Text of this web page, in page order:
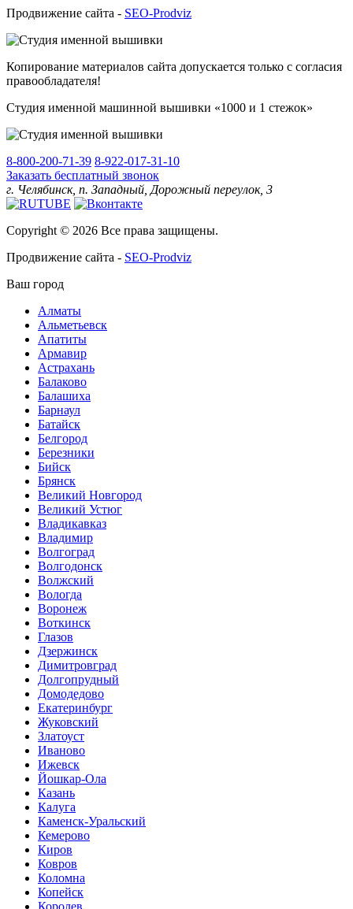
Продвижение сайта - SEO-Prodviz
Копирование материалов сайта допускается только с согласия
правообладателя!
Студия именной машинной вышивки «1000 и 1 стежок»
8-800-200-71-39 8-922-017-31-10
Заказать бесплатный звонок
г. Челябинск, п. Западный, Дорожный переулок, 3
Copyright © 2026 Все права защищены.
Продвижение сайта - SEO-Prodviz
Ваш город
Алматы
Альметьевск
Апатиты
Армавир
Астрахань
Балаково
Балашиха
Барнаул
Батайск
Белгород
Березники
Бийск
Брянск
Великий Новгород
Великий Устюг
Владикавказ
Владимир
Волгоград
Волгодонск
Волжский
Вологда
Воронеж
Воткинск
Глазов
Дзержинск
Димитровград
Долгопрудный
Домодедово
Екатеринбург
Жуковский
Златоуст
Иваново
Ижевск
Йошкар-Ола
Казань
Калуга
Каменск-Уральский
Кемерово
Киров
Ковров
Коломна
Копейск